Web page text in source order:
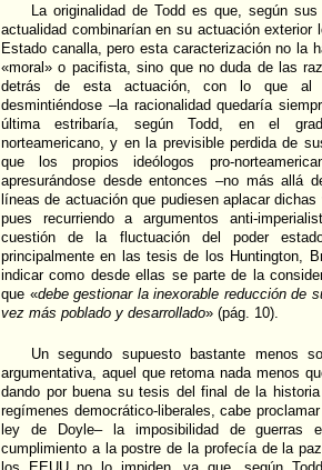
La originalidad de Todd es que, según
actualidad combinarían en su actuación exterior
Estado canalla, pero esta caracterización no la
«moral» o pacifista, sino que no duda de las
detrás de esta actuación, con lo que al
desmintiéndose –la racionalidad quedaría
última estribaría, según Todd, en el
norteamericano, y en la previsible perdida de
que los propios ideólogos pro-
apresurándose desde entonces –no más allá
líneas de actuación que pudiesen aplacar
pues recurriendo a argumentos anti-
cuestión de la fluctuación del poder
principalmente en las tesis de los Huntington,
indicar como desde ellas se parte de la
que «debe gestionar la inexorable reducción de
vez más poblado y desarrollado» (pág. 10).
Un segundo supuesto bastante menos
argumentativa, aquel que retoma nada menos
dando por buena su tesis del final de la
regímenes democrático-liberales, cabe
ley de Doyle– la imposibilidad de guerras
cumplimiento a la postre de la profecía de la